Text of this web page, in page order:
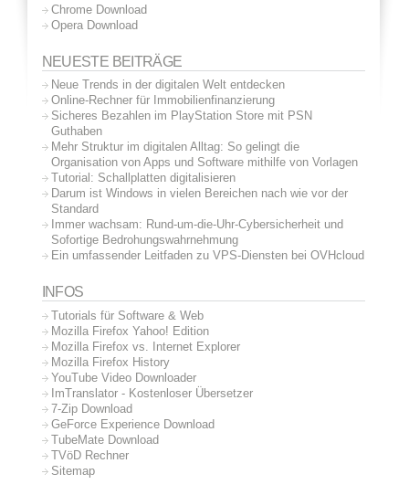
Chrome Download
Opera Download
NEUESTE BEITRÄGE
Neue Trends in der digitalen Welt entdecken
Online-Rechner für Immobilienfinanzierung
Sicheres Bezahlen im PlayStation Store mit PSN
Guthaben
Mehr Struktur im digitalen Alltag: So gelingt die
Organisation von Apps und Software mithilfe von Vorlagen
Tutorial: Schallplatten digitalisieren
Darum ist Windows in vielen Bereichen nach wie vor der
Standard
Immer wachsam: Rund-um-die-Uhr-Cybersicherheit und
Sofortige Bedrohungswahrnehmung
Ein umfassender Leitfaden zu VPS-Diensten bei OVHcloud
INFOS
Tutorials für Software & Web
Mozilla Firefox Yahoo! Edition
Mozilla Firefox vs. Internet Explorer
Mozilla Firefox History
YouTube Video Downloader
ImTranslator - Kostenloser Übersetzer
7-Zip Download
GeForce Experience Download
TubeMate Download
TVöD Rechner
Sitemap